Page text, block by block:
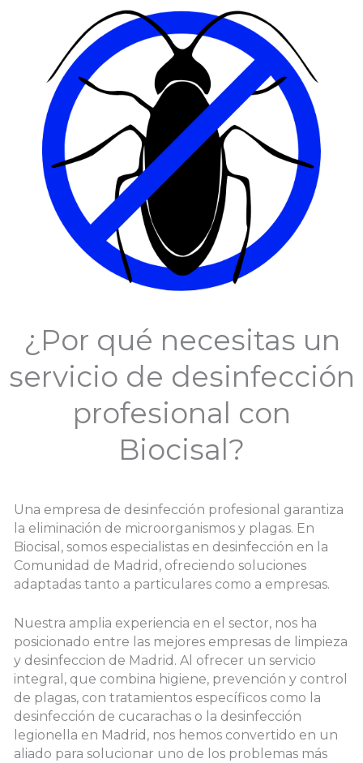
¿Por qué necesitas un
servicio de desinfección
profesional con
Biocisal?
Una empresa de desinfección profesional garantiza
la eliminación de microorganismos y plagas. En
Biocisal, somos especialistas en desinfección en la
Comunidad de Madrid, ofreciendo soluciones
adaptadas tanto a particulares como a empresas.
Nuestra amplia experiencia en el sector, nos ha
posicionado entre las mejores empresas de limpieza
y desinfeccion de Madrid. Al ofrecer un servicio
integral, que combina higiene, prevención y control
de plagas, con tratamientos específicos como la
desinfección de cucarachas o la desinfección
legionella en Madrid, nos hemos convertido en un
aliado para solucionar uno de los problemas más